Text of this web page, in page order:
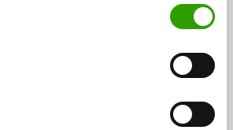
ja sidosryhmille, jotka etsivät